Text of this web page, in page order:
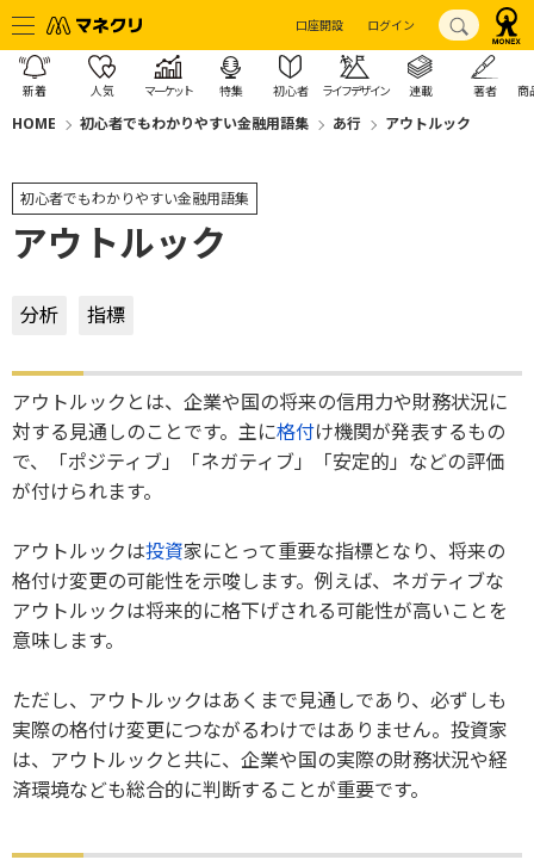
口座開設 ログイン
新着 人気 マーケット 特集 初心者 ライフデザイン 連載 著者 商
HOME 初心者でもわかりやすい金融用語集 あ行 アウトルック
初心者でもわかりやすい金融用語集
アウトルック
分析 指標
アウトルックとは、企業や国の将来の信用力や財務状況に
対する見通しのことです。主に格付け機関が発表するもの
で、「ポジティブ」「ネガティブ」「安定的」などの評価
が付けられます。
アウトルックは投資家にとって重要な指標となり、将来の
格付け変更の可能性を示唆します。例えば、ネガティブな
アウトルックは将来的に格下げされる可能性が高いことを
意味します。
ただし、アウトルックはあくまで見通しであり、必ずしも
実際の格付け変更につながるわけではありません。投資家
は、アウトルックと共に、企業や国の実際の財務状況や経
済環境なども総合的に判断することが重要です。